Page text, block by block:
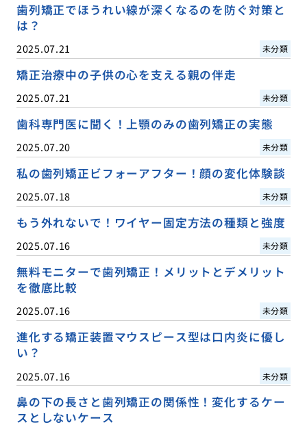
歯列矯正でほうれい線が深くなるのを防ぐ対策と
は？
2025.07.21 未分類
矯正治療中の子供の心を支える親の伴走
2025.07.21 未分類
歯科専門医に聞く！上顎のみの歯列矯正の実態
2025.07.20 未分類
私の歯列矯正ビフォーアフター！顔の変化体験談
2025.07.18 未分類
もう外れないで！ワイヤー固定方法の種類と強度
2025.07.16 未分類
無料モニターで歯列矯正！メリットとデメリット
を徹底比較
2025.07.16 未分類
進化する矯正装置マウスピース型は口内炎に優し
い？
2025.07.16 未分類
鼻の下の長さと歯列矯正の関係性！変化するケー
スとしないケース